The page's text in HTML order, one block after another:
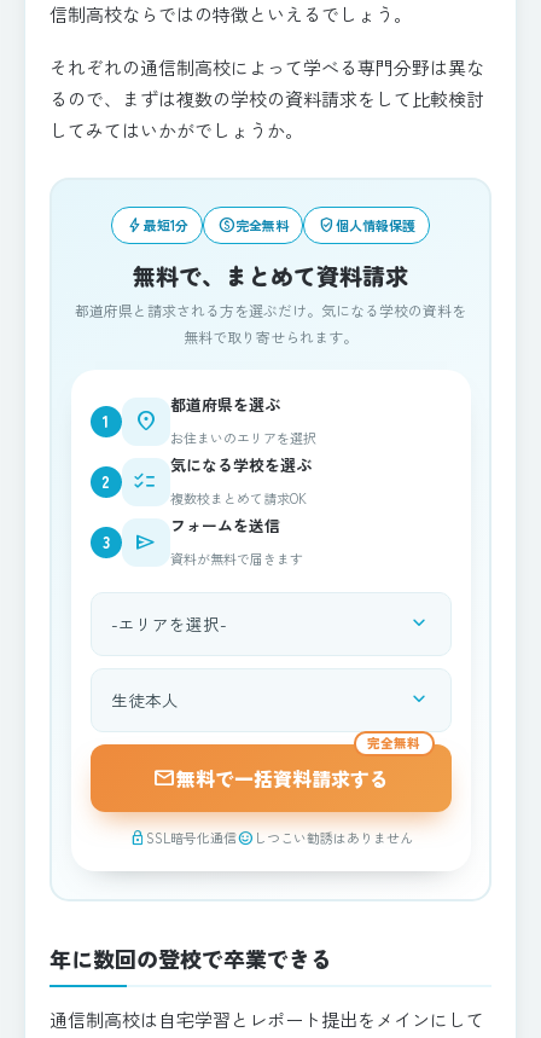
信制高校ならではの特徴といえるでしょう。
それぞれの通信制高校によって学べる専門分野は異な
るので、まずは複数の学校の資料請求をして比較検討
してみてはいかがでしょうか。
bolt最短1分 paid完全無料 verified_user個人情報保護
無料で、まとめて資料請求
都道府県と請求される方を選ぶだけ。気になる学校の資料を
無料で取り寄せられます。
1 place
都道府県を選ぶ
お住まいのエリアを選択
2 checklist
気になる学校を選ぶ
複数校まとめて請求OK
3 send
フォームを送信
資料が無料で届きます
都道府県を選択 expand_more
資料請求される方 expand_more
完全無料
mail無料で一括資料請求する
lock SSL暗号化通信sentiment_satisfied しつこい勧誘はありません
年に数回の登校で卒業できる
通信制高校は自宅学習とレポート提出をメインにして